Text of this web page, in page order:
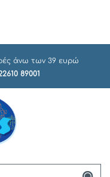
άνω των 39 ευρώ
89001